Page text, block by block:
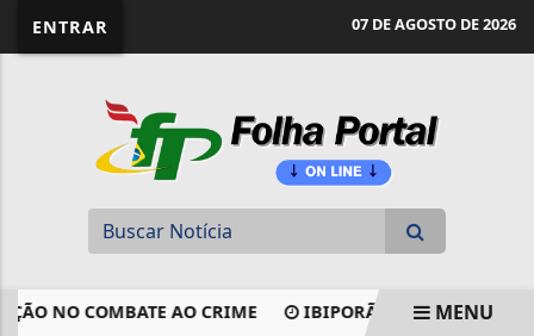
ENTRAR 07 DE AGOSTO DE 2026
NO COMBATE AO CRIME IBIPORÃ CONQUISTAMENU